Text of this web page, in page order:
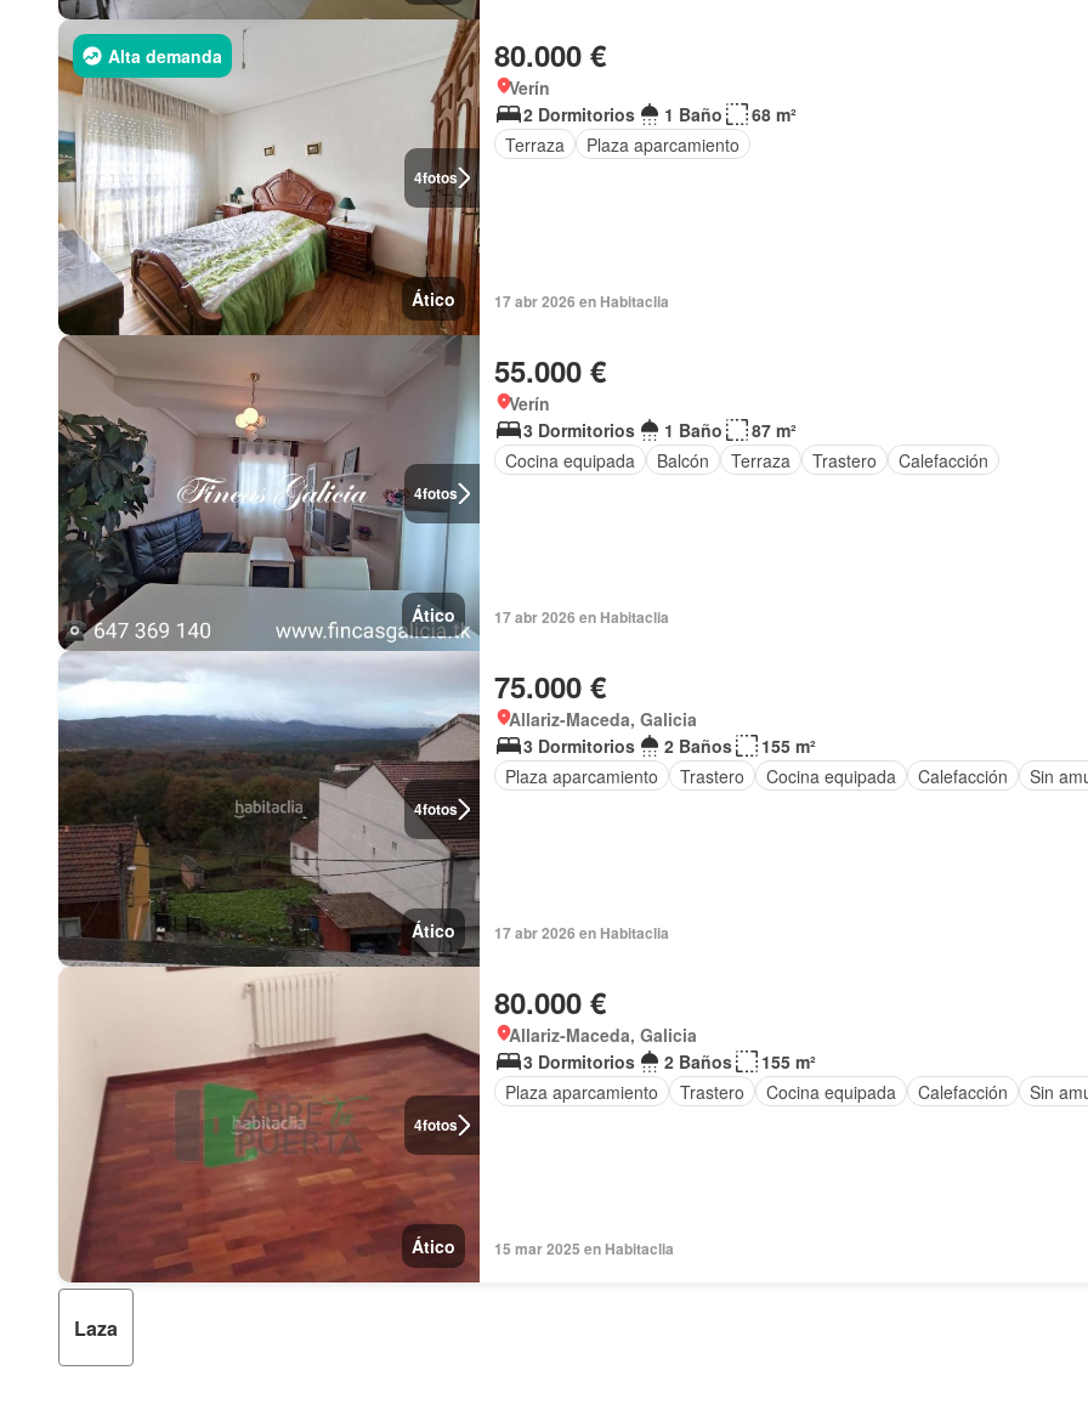
4fotos
Alta demanda
Ático
80.000 €
Verín
2 Dormitorios
1 Baño
68 m²
Terraza
Plaza aparcamiento
17 abr 2026 en Habitaclia
4fotos
Ático
55.000 €
Verín
3 Dormitorios
1 Baño
87 m²
Cocina equipada
Balcón Terraza Trastero Calefacción
17 abr 2026 en Habitaclia
4fotos
Ático
75.000 €
Allariz-Maceda, Galicia
3 Dormitorios
2 Baños
155 m²
Plaza aparcamiento
Trastero Cocina equipada Calefacción Sin
17 abr 2026 en Habitaclia
4fotos
Ático
80.000 €
Allariz-Maceda, Galicia
3 Dormitorios
2 Baños
155 m²
Plaza aparcamiento
Trastero Cocina equipada Calefacción Sin
15 mar 2025 en Habitaclia
Laza